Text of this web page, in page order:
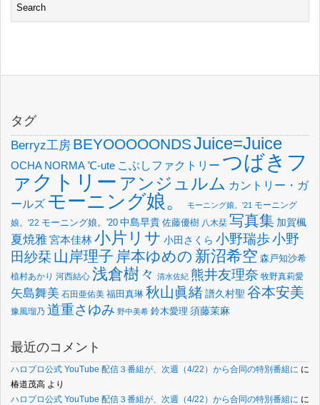
タグ
Berryz工房 BEYOOOOONDSJuice=Juice
OCHA NORMA℃-ute こぶしファクトリー つばきフ
ァクトリー アンジュルム カントリー・ガ
ールズ モーニング娘。 モーニング娘。'21 モーニング
娘。'22 モーニング娘。'20 中島早貴 佐藤優樹 八木栞 写真集 加賀楓
夏焼雅宮本佳林小片リサ 小田さくら 小野瑞歩小野
田紗栞 山岸理子 岸本ゆめの 新沼希空 森戸知沙希
植村あかり 河西結心 浅倉樹々 清水佐紀 熊井友理奈 牧野真莉愛
矢島舞美 石田亜佑美 福田真琳 秋山眞緒譜久村聖 谷本安美
豫風瑠乃 道重さゆみ 野中美希 鈴木愛理 須藤茉麻
最近のコメント
ハロプロ公式 YouTube 配信３番組が、次週（4/22）から合同の特別番組に に
椿道茂高 より
ハロプロ公式 YouTube 配信３番組が、次週（4/22）から合同の特別番組に に